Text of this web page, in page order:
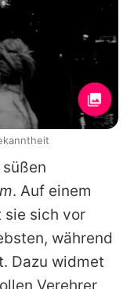
. Auf einem
sie sich vor
während
Dazu widmet
Verehrer